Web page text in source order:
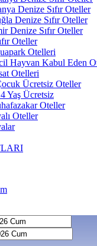
Denize Sıfır Oteller
Denize Sıfır Oteller
Denize Sıfır Oteller
Oteller
Otelleri
Hayvan Kabul Eden
Otelleri
Ücretsiz Oteller
Yaş Ücretsiz
Oteller
Oteller